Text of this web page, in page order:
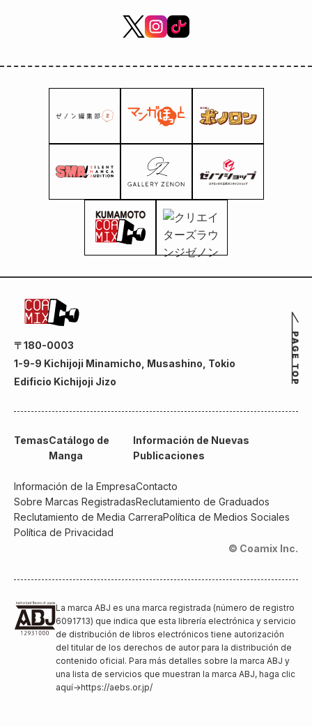
entretenimiento
nocturno en Kumamoto!
〒180-0003
1-9-9 Kichijoji Minamicho, Musashino, Tokio
Edificio Kichijoji Jizo
TemasCatálogo de
Manga
Información de Nuevas
Publicaciones
Información de la EmpresaContacto
Sobre Marcas RegistradasReclutamiento de Graduados
Reclutamiento de Media CarreraPolítica de Medios Sociales
Política de Privacidad
© Coamix Inc.
La marca ABJ es una marca registrada (número de registro
6091713) que indica que esta librería electrónica y servicio
de distribución de libros electrónicos tiene autorización
del titular de los derechos de autor para la distribución de
contenido oficial. Para más detalles sobre la marca ABJ y
una lista de servicios que muestran la marca ABJ, haga clic
aquí→https://aebs.or.jp/